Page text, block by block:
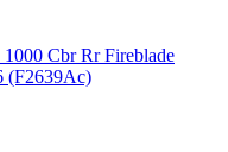
Cbr Rr Fireblade
(F2639Ac)